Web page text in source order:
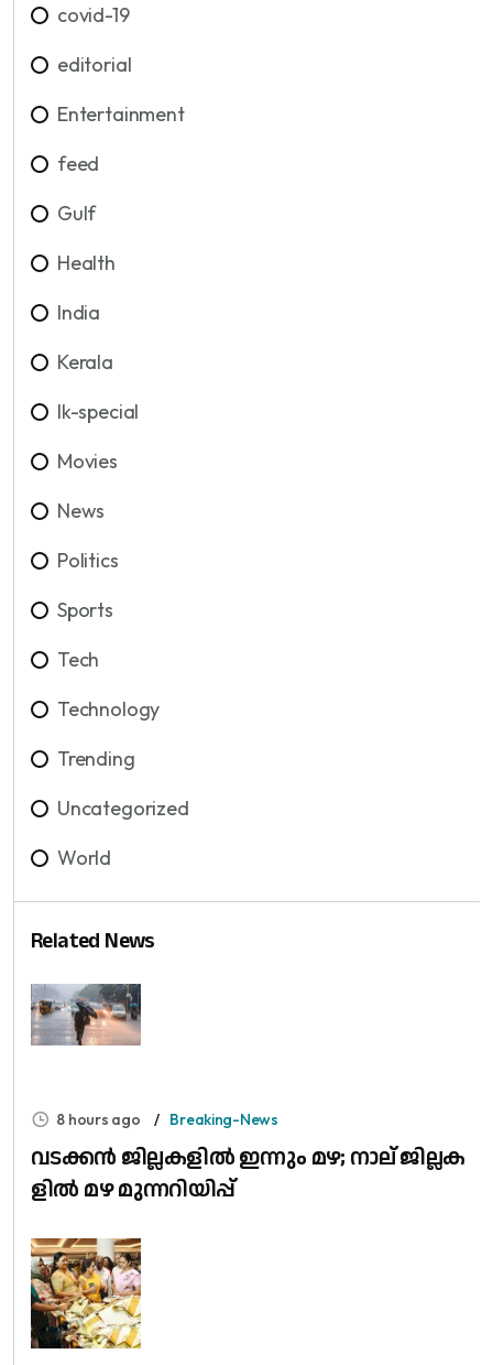
covid-19
editorial
Entertainment
feed
Gulf
Health
India
Kerala
lk-special
Movies
News
Politics
Sports
Tech
Technology
Trending
Uncategorized
World
Related News
8 hours ago Breaking-News
വ​ട​ക്ക​ൻ ജി​ല്ല​ക​ളി​ൽ ഇ​ന്നും മ​ഴ; നാ​ല് ജി​ല്ല​ക​
ളി​ൽ മ​ഴ മു​ന്ന​റി​യി​പ്പ്